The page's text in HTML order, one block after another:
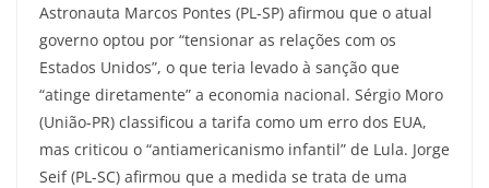
Astronauta Marcos Pontes (PL-SP) afirmou que o atual
governo optou por “tensionar as relações com os
Estados Unidos”, o que teria levado à sanção que
“atinge diretamente” a economia nacional. Sérgio Moro
(União-PR) classificou a tarifa como um erro dos EUA,
mas criticou o “antiamericanismo infantil” de Lula. Jorge
Seif (PL-SC) afirmou que a medida se trata de uma